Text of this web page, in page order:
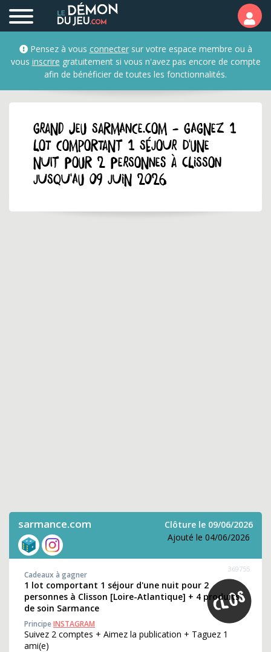
Pensez à vous connectersur votre espace membre ou à
vous inscrire gratuitement si vous n'avez pas encore de compte
afin de bénéficier de toutes les fonctionnalités.
GRAND JEU sarmance.com - Gagnez 1
lot comportant 1 séjour d'une
nuit pour 2 personnes à Clisson
jusqu'au 09 juin 2026
sarmance.com
Clôture le 09/06/2026
Ajouté le 04/06/2026
369755
Cadeaux à gagner
1 lot comportant 1 séjour d'une nuit pour 2
personnes à Clisson [Loire-Atlantique] + 4 produits
de soin Sarmance
PrincipeINSTAGRAM
Suivez 2 comptes + Aimez la publication + Taguez 1
ami(e)